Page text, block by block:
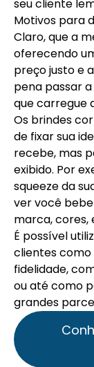
seu cliente
Motivos para
Claro, que a
oferecendo
preço justo e
pena passar
que carregue
Os brindes
de fixar sua
recebe, mas
exibido. Por
squeeze da
ver você
marca, cores,
É possível
clientes
fidelidade,
ou até como
grandes